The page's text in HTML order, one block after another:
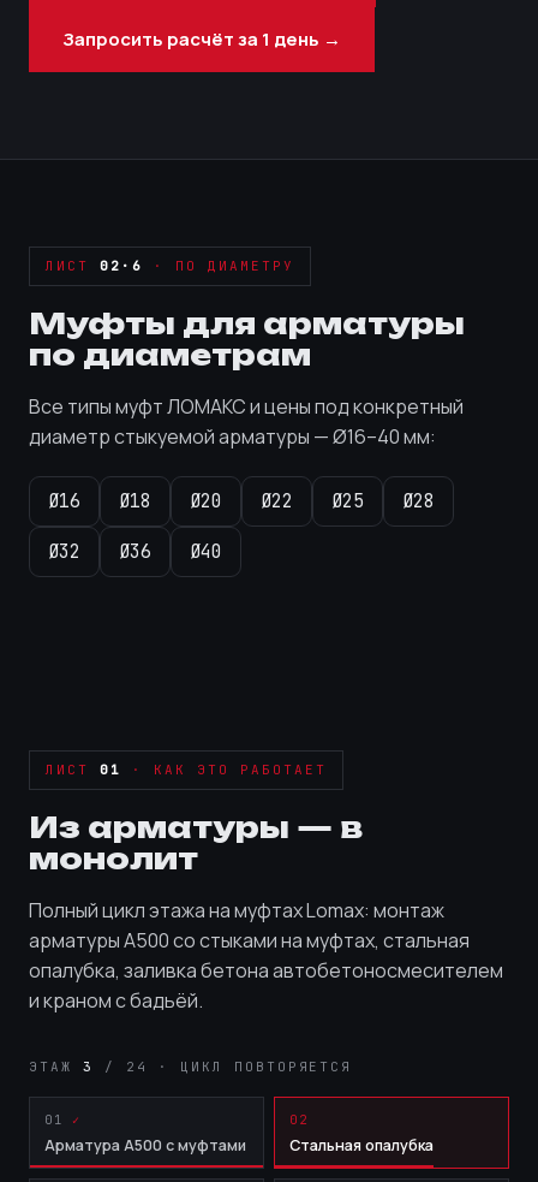
Запросить расчёт за 1 день →
ЛИСТ 02·6 · ПО ДИАМЕТРУ
Муфты для арматуры
по диаметрам
Все типы муфт ЛОМАКС и цены под конкретный
диаметр стыкуемой арматуры — Ø16–40 мм:
Ø16 Ø18 Ø20 Ø22 Ø25 Ø28
Ø32 Ø36 Ø40
ЛИСТ 01 · КАК ЭТО РАБОТАЕТ
Из арматуры — в
монолит
Полный цикл этажа на муфтах Lomax: монтаж
арматуры А500 со стыками на муфтах, стальная
опалубка, заливка бетона автобетоносмесителем
и краном с бадьёй.
ЭТАЖ 3 / 24 · ЦИКЛ ПОВТОРЯЕТСЯ
01
Арматура А500 с муфтами
02
Стальная опалубка